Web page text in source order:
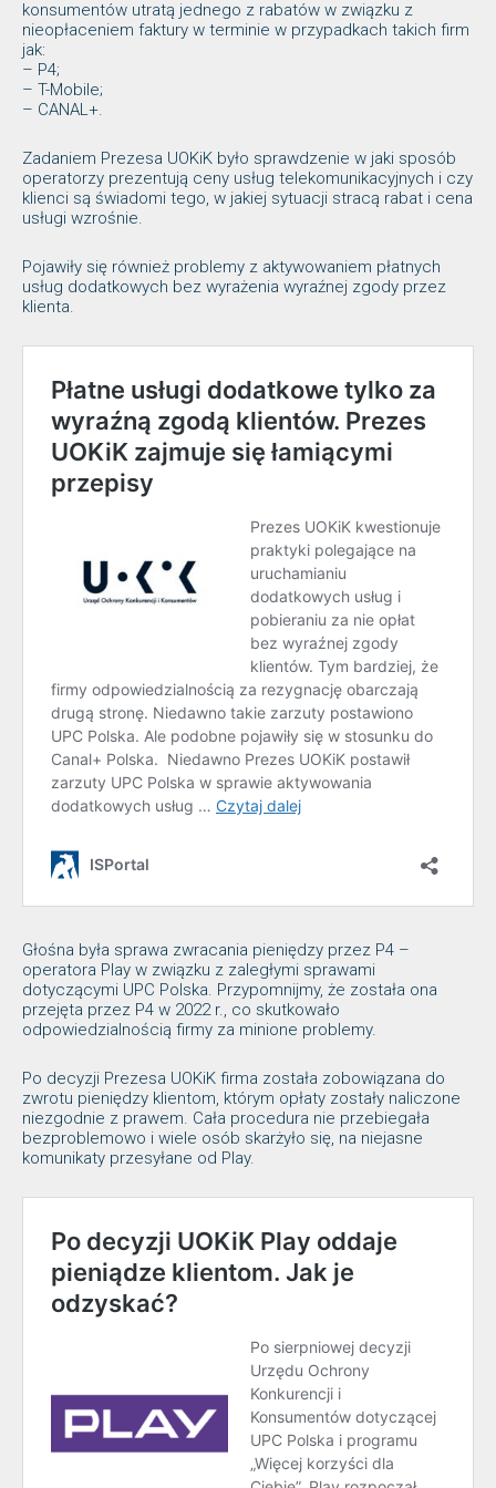
konsumentów utratą jednego z rabatów w związku z
nieopłaceniem faktury w terminie w przypadkach takich firm
jak:
– P4;
– T-Mobile;
– CANAL+.
Zadaniem Prezesa UOKiK było sprawdzenie w jaki sposób
operatorzy prezentują ceny usług telekomunikacyjnych i czy
klienci są świadomi tego, w jakiej sytuacji stracą rabat i cena
usługi wzrośnie.
Pojawiły się również problemy z aktywowaniem płatnych
usług dodatkowych bez wyrażenia wyraźnej zgody przez
klienta.
Głośna była sprawa zwracania pieniędzy przez P4 –
operatora Play w związku z zaległymi sprawami
dotyczącymi UPC Polska. Przypomnijmy, że została ona
przejęta przez P4 w 2022 r., co skutkowało
odpowiedzialnością firmy za minione problemy.
Po decyzji Prezesa UOKiK firma została zobowiązana do
zwrotu pieniędzy klientom, którym opłaty zostały naliczone
niezgodnie z prawem. Cała procedura nie przebiegała
bezproblemowo i wiele osób skarżyło się, na niejasne
komunikaty przesyłane od Play.